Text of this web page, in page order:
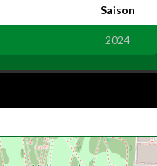
Saison
2024